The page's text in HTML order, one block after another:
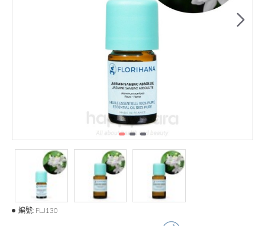
編號: FLJ130